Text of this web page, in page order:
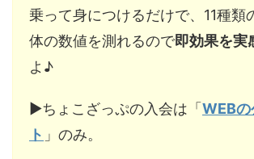
乗って身につけるだけで、11種類
体の数値を測れるので即効果を実
よ♪
▶︎ちょこざっぷの入会は「WEBの
ト 」のみ。